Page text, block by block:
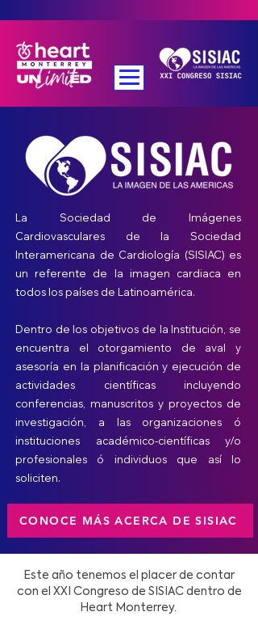
La Sociedad de Imágenes
Cardiovasculares de la Sociedad
Interamericana de Cardiología (SISIAC) es
un referente de la imagen cardiaca en
todos los países de Latinoamérica.
Dentro de los objetivos de la Institución, se
encuentra el otorgamiento de aval y
asesoría en la planificación y ejecución de
actividades científicas incluyendo
conferencias, manuscritos y proyectos de
investigación, a las organizaciones ó
instituciones académico-científicas y/o
profesionales ó individuos que así lo
soliciten.
CONOCE MÁS ACERCA DE SISIAC
Este año tenemos el placer de contar
con el XXI Congreso de SISIAC dentro de
Heart Monterrey.